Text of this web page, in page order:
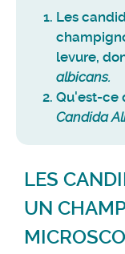
Les
levure,
albicans.
Qu'est-ce
Candida
LES
UN